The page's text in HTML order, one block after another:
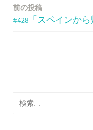
投
ー
前の投稿
#428「スペインか
検